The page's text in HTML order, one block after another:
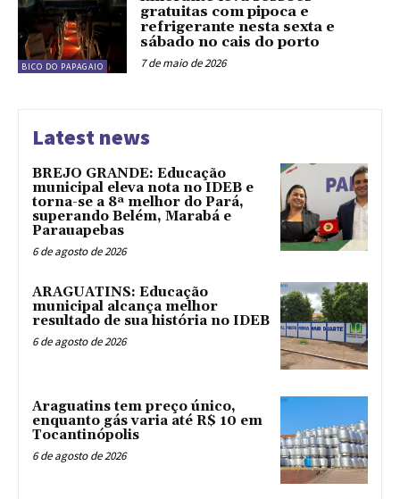
BICO DO PAPAGAIO
gratuitas com pipoca e
refrigerante nesta sexta e
sábado no cais do porto
7 de maio de 2026
Latest news
BREJO GRANDE: Educação
municipal eleva nota no IDEB e
torna-se a 8ª melhor do Pará,
superando Belém, Marabá e
Parauapebas
6 de agosto de 2026
ARAGUATINS: Educação
municipal alcança melhor
resultado de sua história no IDEB
6 de agosto de 2026
Araguatins tem preço único,
enquanto gás varia até R$ 10 em
Tocantinópolis
6 de agosto de 2026